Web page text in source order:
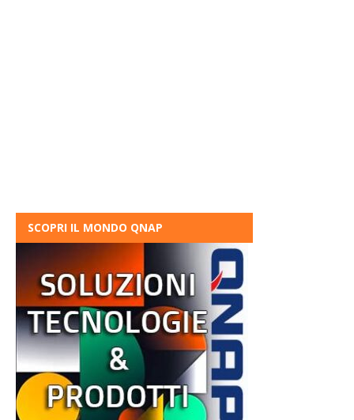
SCOPRI IL MONDO QNAP